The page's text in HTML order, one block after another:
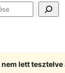
nem lett